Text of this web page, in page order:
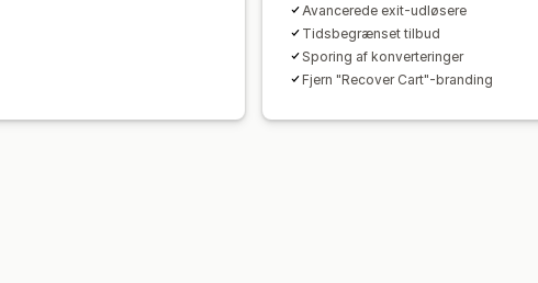
Avancerede exit-udløsere
Tidsbegrænset tilbud
Sporing af konverteringer
Fjern "Recover Cart"-branding